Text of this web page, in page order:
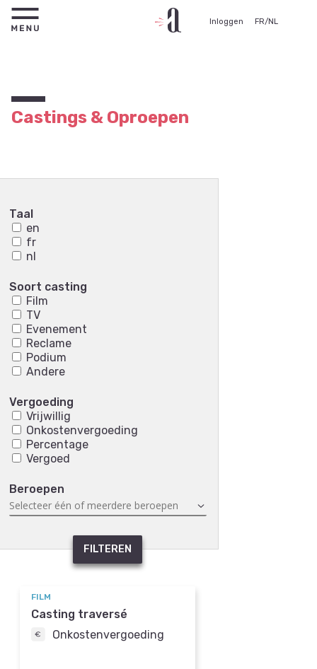
Inloggen FR/NL
Castings & Oproepen
Taal
en
fr
nl
Soort casting
Film
TV
Evenement
Reclame
Podium
Andere
Vergoeding
Vrijwillig
Onkostenvergoeding
Percentage
Vergoed
Beroepen
FILTEREN
FILM
Casting traversé
Onkostenvergoeding